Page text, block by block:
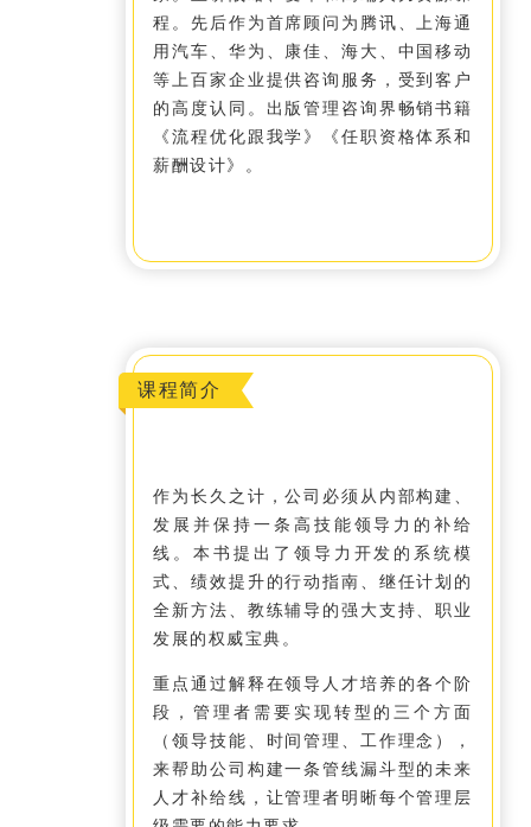
程。先后作为首席顾问为腾讯、上海通
用汽车、华为、康佳、海大、中国移动
等上百家企业提供咨询服务，受到客户
的高度认同。出版管理咨询界畅销书籍
《流程优化跟我学》《任职资格体系和
薪酬设计》。
课程简介
作为长久之计，公司必须从内部构建、
发展并保持一条高技能领导力的补给
线。本书提出了领导力开发的系统模
式、绩效提升的行动指南、继任计划的
全新方法、教练辅导的强大支持、职业
发展的权威宝典。
重点通过解释在领导人才培养的各个阶
段，管理者需要实现转型的三个方面
（领导技能、时间管理、工作理念），
来帮助公司构建一条管线漏斗型的未来
人才补给线，让管理者明晰每个管理层